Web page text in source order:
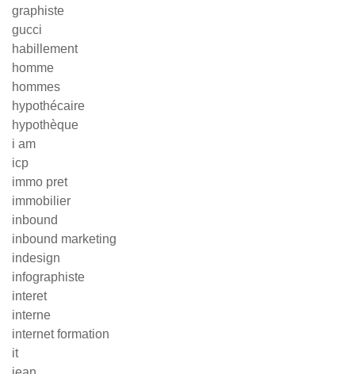
graphiste
gucci
habillement
homme
hommes
hypothécaire
hypothèque
i am
icp
immo pret
immobilier
inbound
inbound marketing
indesign
infographiste
interet
interne
internet formation
it